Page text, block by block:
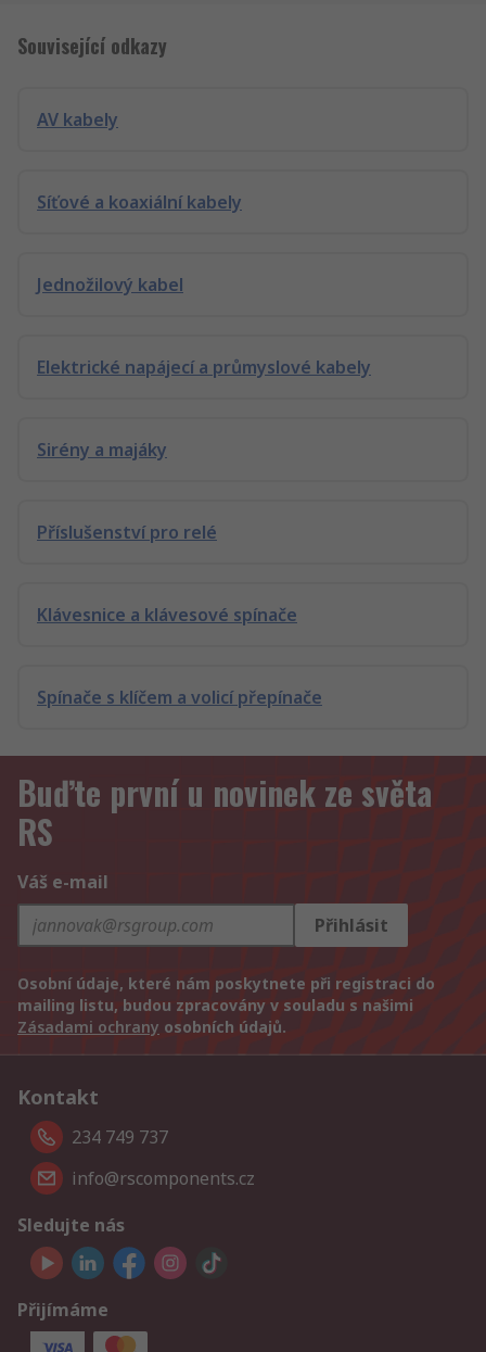
Související odkazy
AV kabely
Síťové a koaxiální kabely
Jednožilový kabel
Elektrické napájecí a průmyslové kabely
Sirény a majáky
Příslušenství pro relé
Klávesnice a klávesové spínače
Spínače s klíčem a volicí přepínače
Buďte první u novinek ze světa
RS
Váš e-mail
Přihlásit
Osobní údaje, které nám poskytnete při registraci do
mailing listu, budou zpracovány v souladu s našimi
Zásadami ochrany osobních údajů.
Kontakt
234 749 737
info@rscomponents.cz
Sledujte nás
Přijímáme